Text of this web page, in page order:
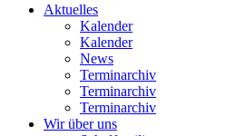
Aktuelles
Kalender
Kalender
News
Terminarchiv
Terminarchiv
Terminarchiv
Wir über uns